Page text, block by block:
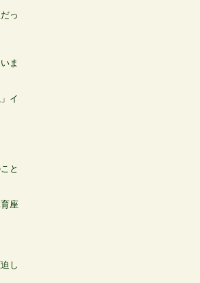
っ
ま
イ
と
座
し